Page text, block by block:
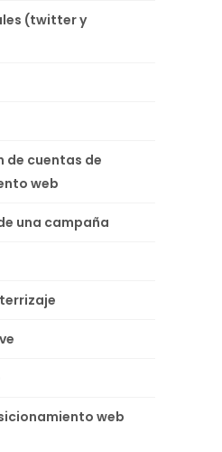
(twitter y
de cuentas de
web
una campaña
web